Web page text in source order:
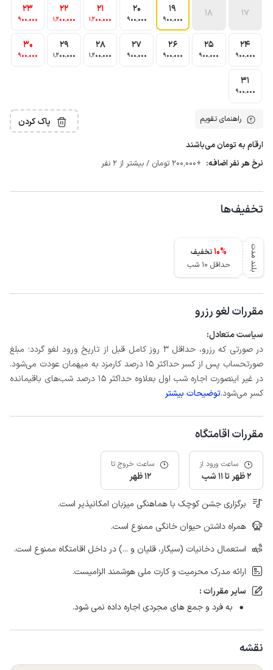
17
18
19
900٬000
20
900٬000
21
1٬200٬000
22
1٬200٬000
23
900٬000
24
900٬000
25
900٬000
26
900٬000
27
900٬000
28
1٬200٬000
29
1٬200٬000
30
900٬000
31
900٬000
راهنمای تقویم پاک کردن
ارقام به تومان می‌باشند
نرخ هر نفر اضافه: +200٬000 تومان / بیشتر از 2 نفر
تخفیف‌ها
بلند مدت 10%
تخفیف
حداقل 10 شب
مقررات لغو رزرو
سیاست متعادل:
در صورتی که رزرو، حداقل 3 روز کامل قبل از تاریخ ورود لغو گردد؛ مبلغ
صورتحساب پس از کسر حداکثر 15 درصد کارمزد به میهمان عودت می‌شود.
در غیر اینصورت اجاره شب اول بعلاوه حداکثر 15 درصد شب‌های باقیمانده
کسر می‌شود.توضیحات بیشتر
مقررات اقامتگاه
ساعت ورود از
2 ظهر تا 11 شب
ساعت خروج تا
12 ظهر
برگزاری جشن کوچک با هماهنگی میزبان امکانپذیر است.
همراه داشتن حیوان خانگی ممنوع است.
استعمال دخانیات (سیگار، قلیان و ...) در داخل اقامتگاه ممنوع است.
ارائه مدرک محرمیت و کارت ملی هوشمند الزامیست.
سایر مقررات :
به فرد و جمع های مجردی اجاره داده نمی شود.
نقشه